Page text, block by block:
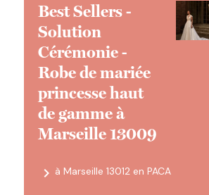
Best Sellers -
Solution
Cérémonie -
Robe de mariée
princesse haut
de gamme à
Marseille 13009
navigate_next à Marseille 13012 en PACA